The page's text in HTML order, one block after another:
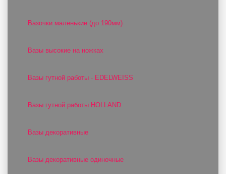
Вазочки маленькие (до 190мм)
Вазы высокие на ножках
Вазы гутной работы - EDELWEISS
Вазы гутной работы HOLLAND
Вазы декоративные
Вазы декоративные одиночные